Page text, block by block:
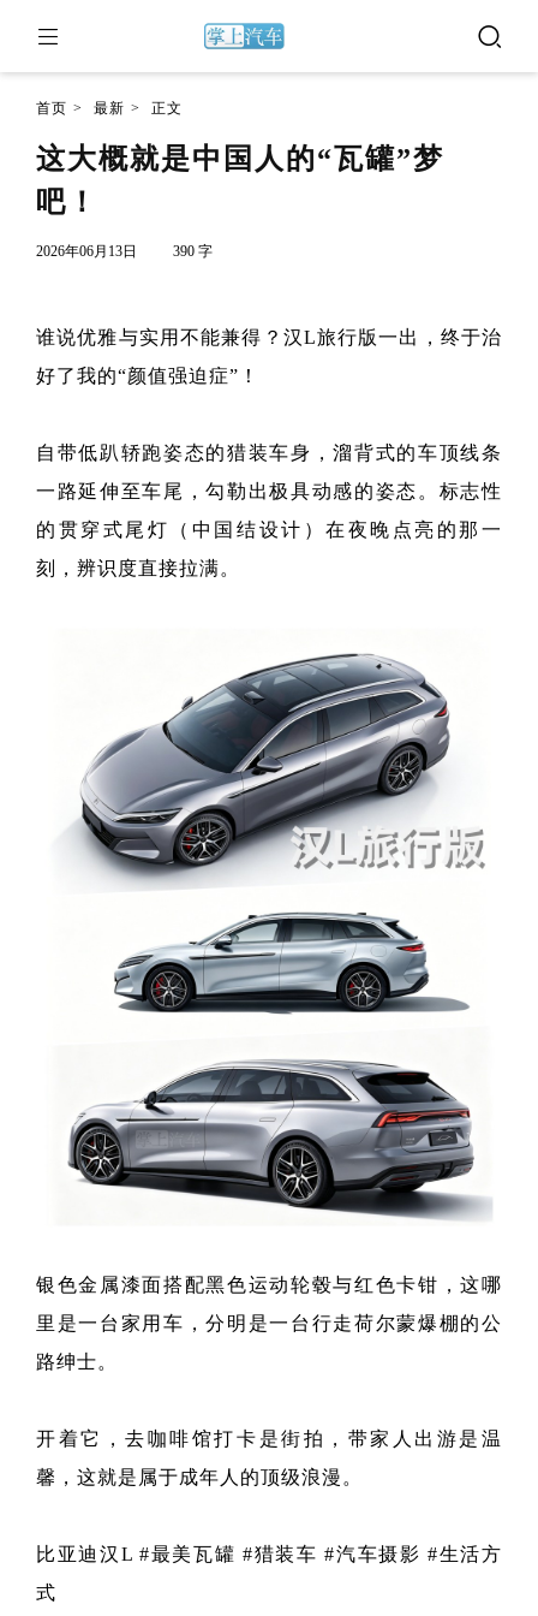
首页 > 最新 > 正文
这大概就是中国人的“瓦罐”梦
吧！
2026年06月13日 390 字
谁说优雅与实用不能兼得？汉L旅行版一出，终于治
好了我的“颜值强迫症”！
自带低趴轿跑姿态的猎装车身，溜背式的车顶线条
一路延伸至车尾，勾勒出极具动感的姿态。标志性
的贯穿式尾灯（中国结设计）在夜晚点亮的那一
刻，辨识度直接拉满。
银色金属漆面搭配黑色运动轮毂与红色卡钳，这哪
里是一台家用车，分明是一台行走荷尔蒙爆棚的公
路绅士。
开着它，去咖啡馆打卡是街拍，带家人出游是温
馨，这就是属于成年人的顶级浪漫。
比亚迪汉L #最美瓦罐 #猎装车 #汽车摄影 #生活方
式